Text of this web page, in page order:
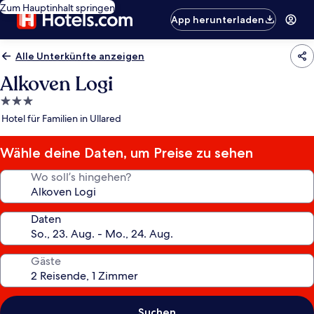
Zum Hauptinhalt springen
App herunterladen
Alle Unterkünfte anzeigen
Alkoven Logi
3.0-
Sterne-
Hotel für Familien in Ullared
Wähle deine Daten, um Preise zu sehen
Wo soll’s hingehen?
Daten
Gäste